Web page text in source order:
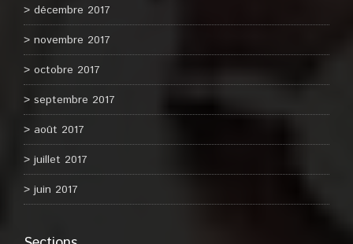
décembre 2017
novembre 2017
octobre 2017
septembre 2017
août 2017
juillet 2017
juin 2017